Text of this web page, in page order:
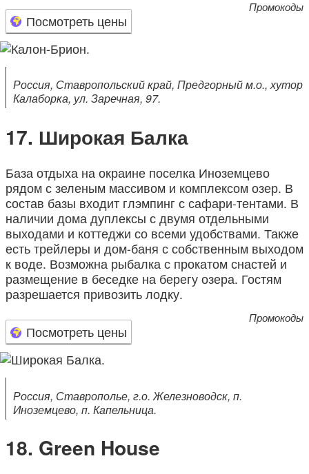
Посмотреть цены
Промокоды
Россия, Ставропольский край, Предгорный м.о., хутор
Калаборка, ул. Заречная, 97.
Широкая Балка
База отдыха на окраине поселка Иноземцево
рядом с зеленым массивом и комплексом озер. В
состав базы входит глэмпинг с сафари-тентами. В
наличии дома дуплексы с двумя отдельными
выходами и коттеджи со всеми удобствами. Также
есть трейлеры и дом-баня с собственным выходом
к воде. Возможна рыбалка с прокатом снастей и
размещение в беседке на берегу озера. Гостям
разрешается привозить лодку.
Посмотреть цены
Промокоды
Россия, Ставрополье, г.о. Железноводск, п.
Иноземцево, п. Капельница.
Green House